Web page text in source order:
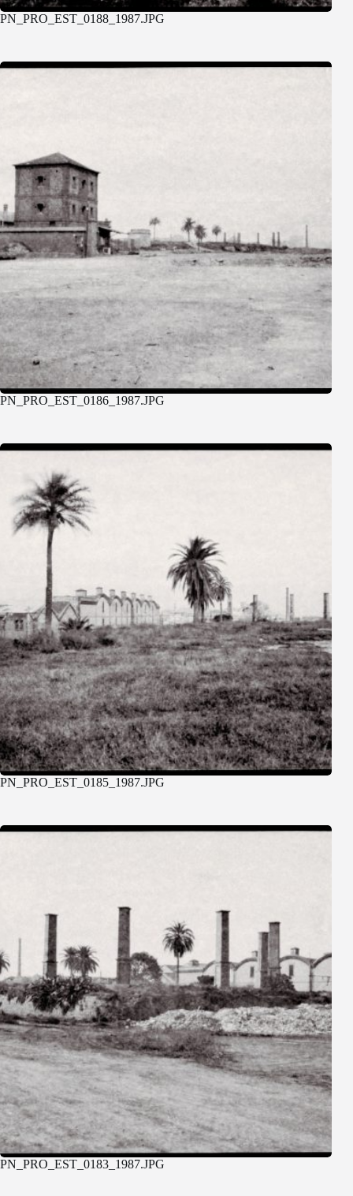
PN_PRO_EST_0188_1987.JPG
PN_PRO_EST_0186_1987.JPG
PN_PRO_EST_0185_1987.JPG
PN_PRO_EST_0183_1987.JPG